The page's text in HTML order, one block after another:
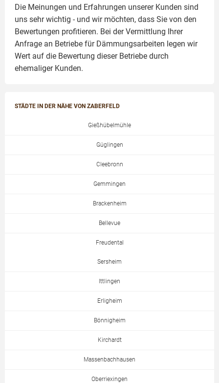
Die Meinungen und Erfahrungen unserer Kunden sind
uns sehr wichtig - und wir möchten, dass Sie von den
Bewertungen profitieren. Bei der Vermittlung Ihrer
Anfrage an Betriebe für Dämmungsarbeiten legen wir
Wert auf die Bewertung dieser Betriebe durch
ehemaliger Kunden.
STÄDTE IN DER NÄHE VON ZABERFELD
Gießhübelmühle
Güglingen
Cleebronn
Gemmingen
Brackenheim
Bellevue
Freudental
Sersheim
Ittlingen
Erligheim
Bönnigheim
Kirchardt
Massenbachhausen
Oberriexingen